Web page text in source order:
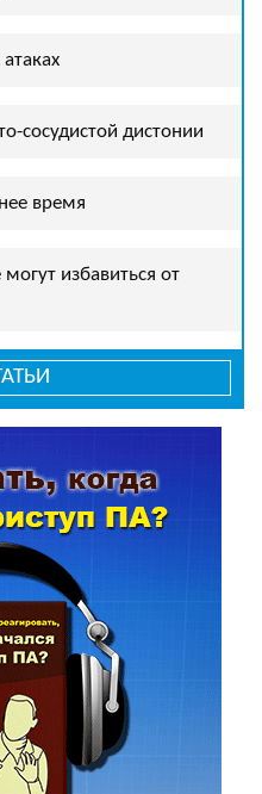
сосудистой дистонии
время
избавиться от